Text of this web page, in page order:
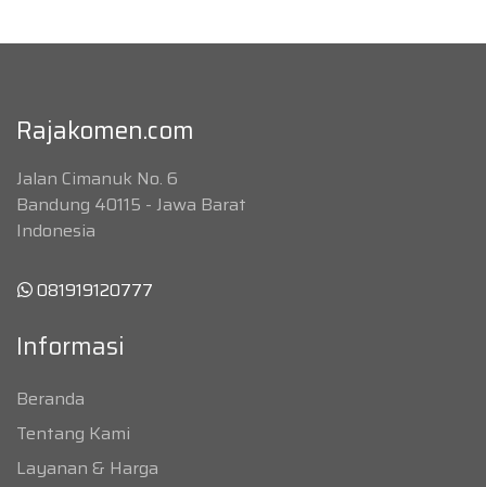
Rajakomen.com
Jalan Cimanuk No. 6
Bandung 40115 - Jawa Barat
Indonesia
081919120777
Informasi
Beranda
Tentang Kami
Layanan & Harga